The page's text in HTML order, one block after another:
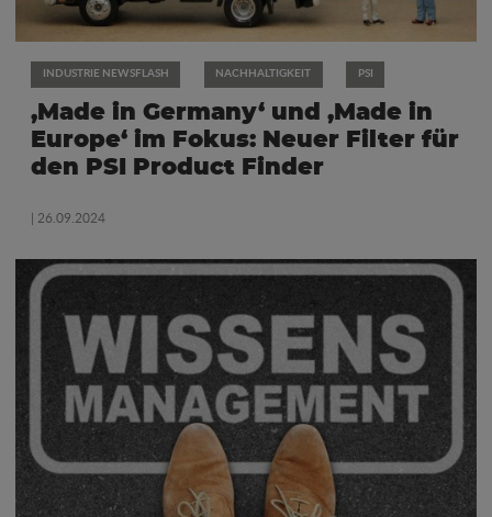
INDUSTRIE NEWSFLASH NACHHALTIGKEIT PSI
‚Made in Germany‘ und ‚Made in
Europe‘ im Fokus: Neuer Filter für
den PSI Product Finder
| 26.09.2024